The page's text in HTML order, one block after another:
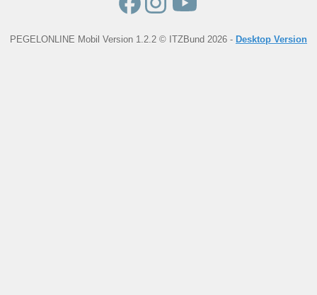
PEGELONLINE Mobil Version 1.2.2 © ITZBund 2026 - Desktop Version